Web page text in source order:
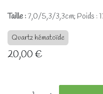
Taille :7,0/5,3/3,3cm; Poids :
Quartz hématoïde
20,00€